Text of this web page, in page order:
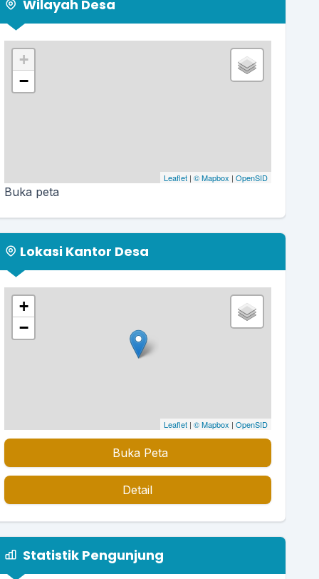
Wilayah Desa
+
−
Leaflet| © Mapbox | OpenSID
Buka peta
Lokasi Kantor Desa
+
−
Leaflet| © Mapbox | OpenSID
Buka Peta
Detail
Statistik Pengunjung